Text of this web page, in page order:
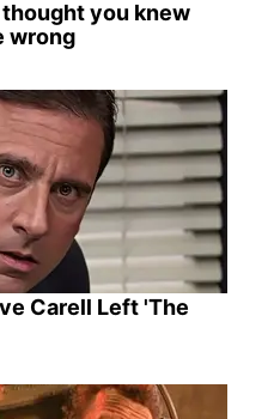
you knew
wrong
Carell Left 'The